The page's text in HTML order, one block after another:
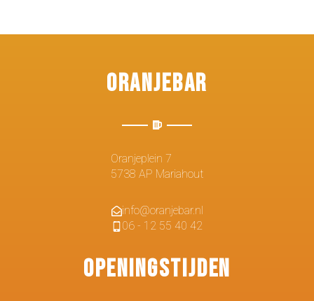
Oranjebar
Oranjeplein 7
5738 AP Mariahout
info@oranjebar.nl
06 - 12 55 40 42
Openingstijden